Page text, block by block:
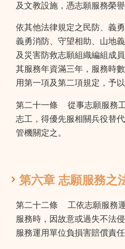
及文教設施，憑志願服務榮譽
依其他法律規定之民防、義
義勇消防、守望相助、山地
及災害防救志願組織編組成
其服務年資滿三年，服務時
用第一項及第二項規定，予以
第二十一條
從事志願服務
志工，得優先服相關兵役替
管機關定之。
第六章 志願服務之
第二十二條
工依志願服務
服務時，因故意或過失不法
服務運用單位負損害賠償責任